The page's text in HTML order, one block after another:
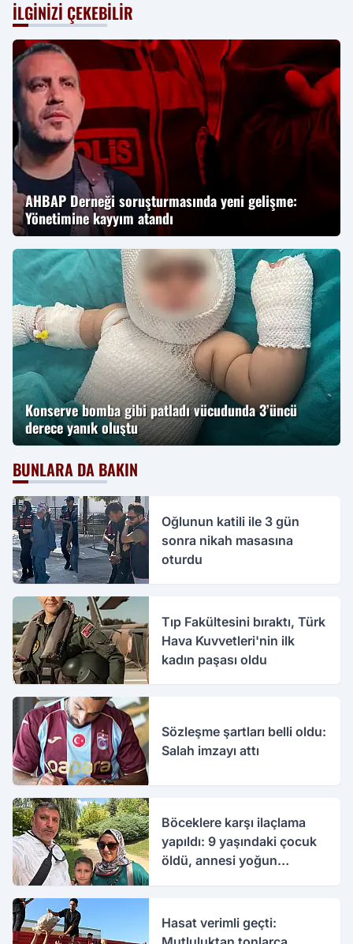
İLGINIZI ÇEKEBILIR
AHBAP Derneği soruşturmasında yeni gelişme:
Yönetimine kayyım atandı
Konserve bomba gibi patladı vücudunda 3’üncü
derece yanık oluştu
BUNLARA DA BAKIN
Oğlunun katili ile 3 gün
sonra nikah masasına
oturdu
Tıp Fakültesini bıraktı, Türk
Hava Kuvvetleri'nin ilk
kadın paşası oldu
Sözleşme şartları belli oldu:
Salah imzayı attı
Böceklere karşı ilaçlama
yapıldı: 9 yaşındaki çocuk
öldü, annesi yoğun
Hasat verimli geçti: